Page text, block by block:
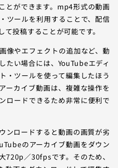
とができます。mp4形式の動画
ツールを利用することで、配信
投稿することが可能です。
像やエフェクトの追加など、動
たい場合には、YouTubeエディ
・ツールを使って編集したほう
ーカイブ動画は、複雑な操作を
ロードできるため非常に便利で
ンロードすると動画の画質が劣
のアーカイブ動画をダウン
720p／30fpsです。そのため、